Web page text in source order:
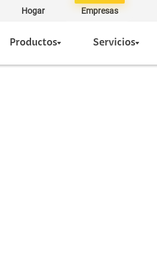
Hogar Empresas
Productos Servicios